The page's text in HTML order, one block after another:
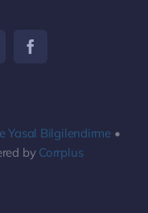
Yasal Bilgilendirme•
by Corrplus